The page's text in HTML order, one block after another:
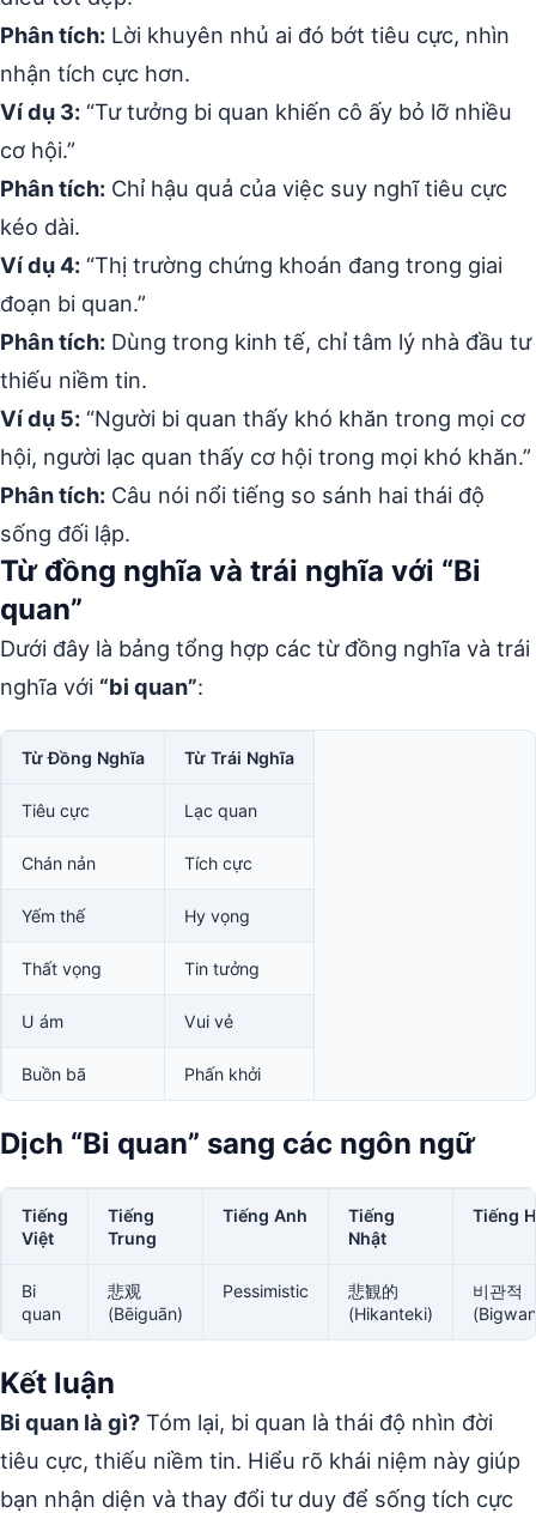
Phân tích: Lời khuyên nhủ ai đó bớt tiêu cực, nhìn
nhận tích cực hơn.
Ví dụ 3: “Tư tưởng bi quan khiến cô ấy bỏ lỡ nhiều
cơ hội.”
Phân tích: Chỉ hậu quả của việc suy nghĩ tiêu cực
kéo dài.
Ví dụ 4: “Thị trường chứng khoán đang trong giai
đoạn bi quan.”
Phân tích: Dùng trong kinh tế, chỉ tâm lý nhà đầu tư
thiếu niềm tin.
Ví dụ 5: “Người bi quan thấy khó khăn trong mọi cơ
hội, người lạc quan thấy cơ hội trong mọi khó khăn.”
Phân tích: Câu nói nổi tiếng so sánh hai thái độ
sống đối lập.
Từ đồng nghĩa và trái nghĩa với “Bi
quan”
Dưới đây là bảng tổng hợp các từ đồng nghĩa và trái
nghĩa với “bi quan”:
Từ Đồng Nghĩa Từ Trái Nghĩa
Tiêu cực Lạc quan
Chán nản Tích cực
Yếm thế Hy vọng
Thất vọng Tin tưởng
U ám Vui vẻ
Buồn bã Phấn khởi
Dịch “Bi quan” sang các ngôn ngữ
Tiếng
Việt
Tiếng
Trung
Tiếng Anh
Tiếng
Nhật
Tiếng
Bi
quan
悲观
(Bēiguān)
Pessimistic
悲観的
(Hikanteki)
비관적
Kết luận
Bi quan là gì? Tóm lại, bi quan là thái độ nhìn đời
tiêu cực, thiếu niềm tin. Hiểu rõ khái niệm này giúp
bạn nhận diện và thay đổi tư duy để sống tích cực